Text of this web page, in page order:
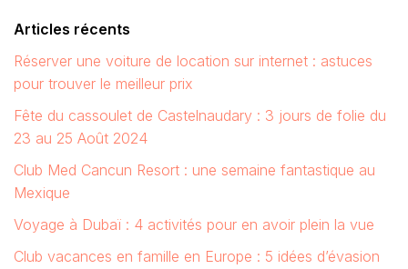
Articles récents
Réserver une voiture de location sur internet : astuces
pour trouver le meilleur prix
Fête du cassoulet de Castelnaudary : 3 jours de folie du
23 au 25 Août 2024
Club Med Cancun Resort : une semaine fantastique au
Mexique
Voyage à Dubaï : 4 activités pour en avoir plein la vue
Club vacances en famille en Europe : 5 idées d’évasion